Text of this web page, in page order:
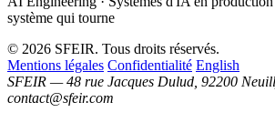
système qui tourne
© 2026 SFEIR. Tous droits réservés.
Mentions légales Confidentialité English
SFEIR — 48 rue Jacques Dulud, 92200
contact@sfeir.com